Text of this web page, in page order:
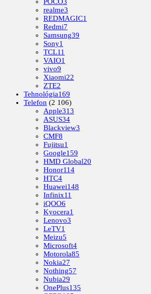
realme3
REDMAGIC1
Redmi7
Samsung39
Sony1
TCL11
VAIO1
vivo9
Xiaomi22
ZTE2
Tehnológia169
Telefon (2 106)
Apple313
ASUS34
Blackview3
CMF8
Fujitsu1
Google159
HMD Global20
Honor114
HTC4
Huawei148
Infinix11
iQOO6
Kyocera1
Lenovo3
LeTV1
Meizu5
Microsoft4
Motorola85
Nokia27
Nothing57
Nubia29
OnePlus135